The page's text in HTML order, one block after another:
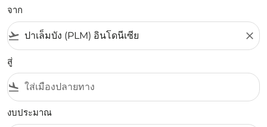
จาก
flight_takeoff close
สู่
flight_land
งบประมาณ